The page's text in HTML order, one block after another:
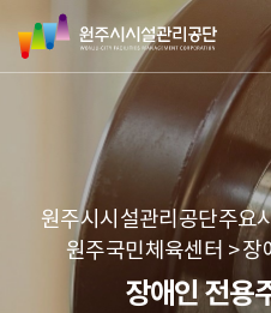
네
본문 바
메뉴 바
원
주
시
리
공
원주시시설관리공단주요
원주국민체육센터 >
장애인 전용